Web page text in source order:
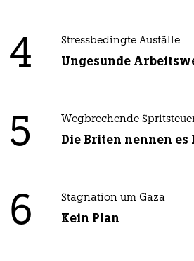
4 Stressbedingte Ausfälle
Ungesunde
5 Wegbrechende
Die Briten nennen
6 Stagnation um Gaza
Kein Plan